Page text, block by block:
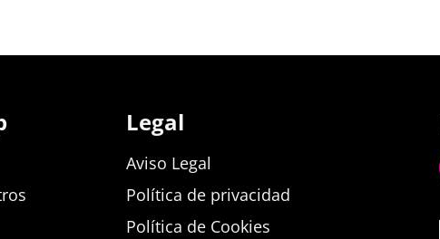
Legal
Aviso Legal
Política de privacidad
Política de Cookies